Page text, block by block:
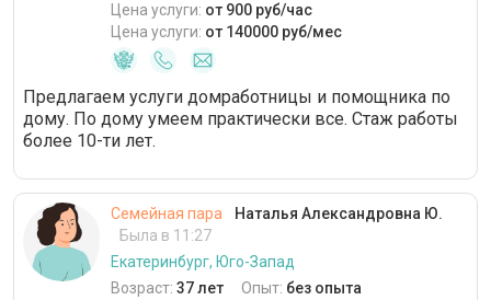
Цена услуги: от 900 руб/час
Цена услуги: от 140000 руб/мес
Предлагаем услуги домработницы и помощника по
дому. По дому умеем практически все. Стаж работы
более 10-ти лет.
Семейная пара
Наталья Александровна Ю.
Была в 11:27
Екатеринбург, Юго-Запад
Возраст: 37 лет Опыт: без опыта